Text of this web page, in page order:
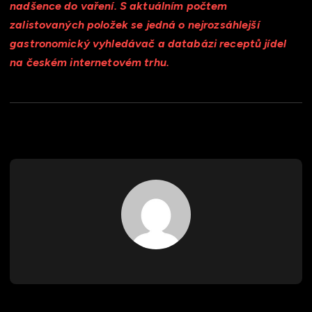
nadšence do vaření. S aktuálním počtem
zalistovaných položek se jedná o nejrozsáhlejší
gastronomický vyhledávač a databázi receptů jídel
na českém internetovém trhu.